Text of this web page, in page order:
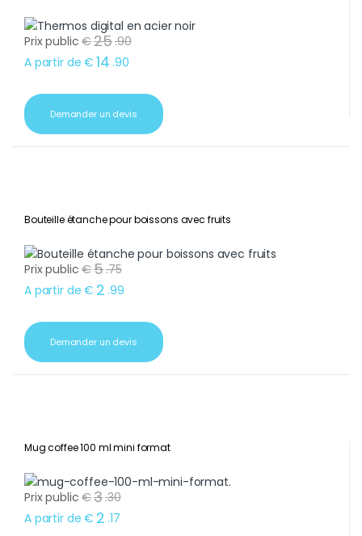
Prix public €25.90
A partir de € 14 .90
Demander un devis
Bouteille étanche pour boissons avec fruits
Prix public €5.75
A partir de € 2 .99
Demander un devis
Mug coffee 100 ml mini format
Prix public €3.30
A partir de € 2 .17